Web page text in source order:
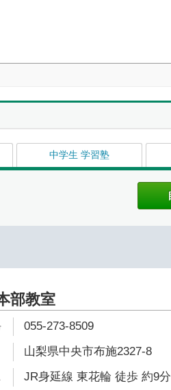
中学生 学習塾
部教室
055-273-8509
山梨県中央市布施2327-8
JR身延線 東花輪 徒歩 約9分